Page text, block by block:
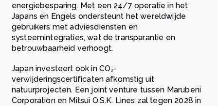
energiebesparing. Met een 24/7 operatie in het
Japans en Engels ondersteunt het wereldwijde
gebruikers met adviesdiensten en
systeemintegraties, wat de transparantie en
betrouwbaarheid verhoogt.
Japan investeert ook in CO₂-
verwijderingscertificaten afkomstig uit
natuurprojecten. Een joint venture tussen Marubeni
Corporation en Mitsui O.S.K. Lines zal tegen 2028 in